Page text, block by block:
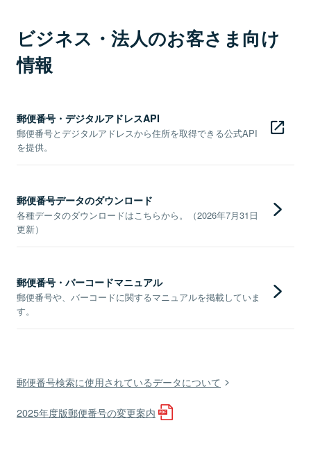
ビジネス・法人のお客さま向け
情報
郵便番号・デジタルアドレスAPI
郵便番号とデジタルアドレスから住所を取得できる公式API
を提供。
郵便番号データのダウンロード
各種データのダウンロードはこちらから。（2026年7月31日
更新）
郵便番号・バーコードマニュアル
郵便番号や、バーコードに関するマニュアルを掲載していま
す。
郵便番号検索に使用されているデータについて
2025年度版郵便番号の変更案内